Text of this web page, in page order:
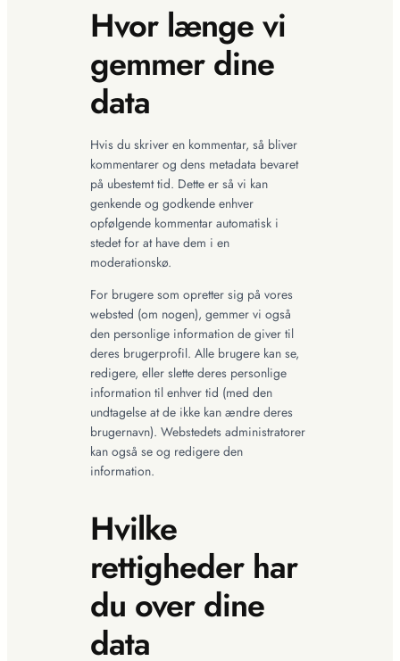
Hvor længe vi
gemmer dine
data
Hvis du skriver en kommentar, så bliver
kommentarer og dens metadata bevaret
på ubestemt tid. Dette er så vi kan
genkende og godkende enhver
opfølgende kommentar automatisk i
stedet for at have dem i en
moderationskø.
For brugere som opretter sig på vores
websted (om nogen), gemmer vi også
den personlige information de giver til
deres brugerprofil. Alle brugere kan se,
redigere, eller slette deres personlige
information til enhver tid (med den
undtagelse at de ikke kan ændre deres
brugernavn). Webstedets administratorer
kan også se og redigere den
information.
Hvilke
rettigheder har
du over dine
data